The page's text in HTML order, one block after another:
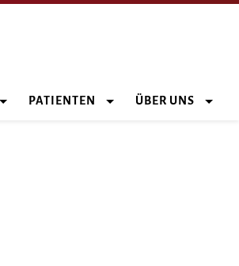
PATIENTEN ÜBER UNS